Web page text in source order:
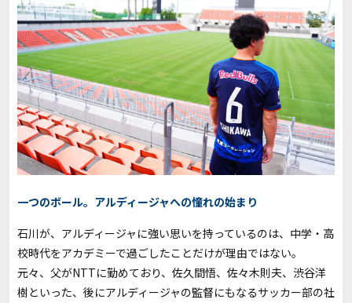
一つのボール。アルディージャへの憧れの始まり
石川が、アルディージャに強い思いを持っているのは、中学・高
校時代をアカデミーで過ごしたことだけが理由ではない。
元々、父がNTTに勤めており、佐久間悟、佐々木則夫、渋谷洋
樹といった、後にアルディージャの監督にもなるサッカー部の社